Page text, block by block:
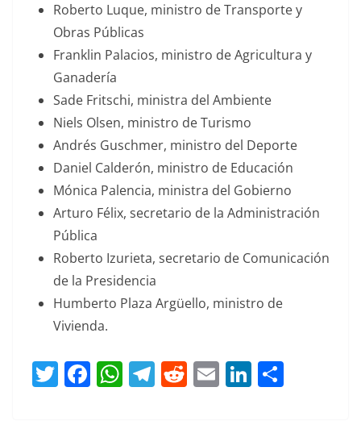
Roberto Luque, ministro de Transporte y
Obras Públicas
Franklin Palacios, ministro de Agricultura y
Ganadería
Sade Fritschi, ministra del Ambiente
Niels Olsen, ministro de Turismo
Andrés Guschmer, ministro del Deporte
Daniel Calderón, ministro de Educación
Mónica Palencia, ministra del Gobierno
Arturo Félix, secretario de la Administración
Pública
Roberto Izurieta, secretario de Comunicación
de la Presidencia
Humberto Plaza Argüello, ministro de
Vivienda.
T F W T R E Li